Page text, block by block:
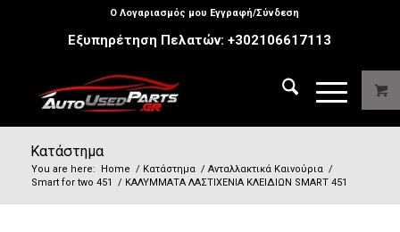
Ο Λογαριασμός μου Εγγραφή/Σύνδεση
Εξυπηρέτηση Πελατών:+302106617113
Κατάστημα
You are here: Home / Κατάστημα / Ανταλλακτικά Καινούρια /
Smart for two 451
/ ΚΑΛΥΜΜΑΤΑ ΛΑΣΤΙΧΕΝΙΑ ΚΛΕΙΔΙΩΝ SMART 451